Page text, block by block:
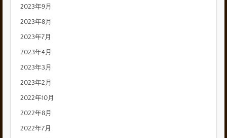
2023年9月
2023年8月
2023年7月
2023年4月
2023年3月
2023年2月
2022年10月
2022年8月
2022年7月